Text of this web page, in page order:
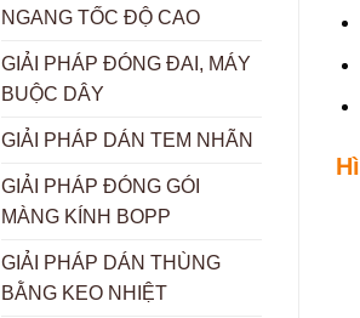
NGANG TỐC ĐỘ CAO
GIẢI PHÁP ĐÓNG ĐAI, MÁY
BUỘC DÂY
GIẢI PHÁP DÁN TEM NHÃN
GIẢI PHÁP ĐÓNG GÓI
MÀNG KÍNH BOPP
GIẢI PHÁP DÁN THÙNG
BẰNG KEO NHIỆT